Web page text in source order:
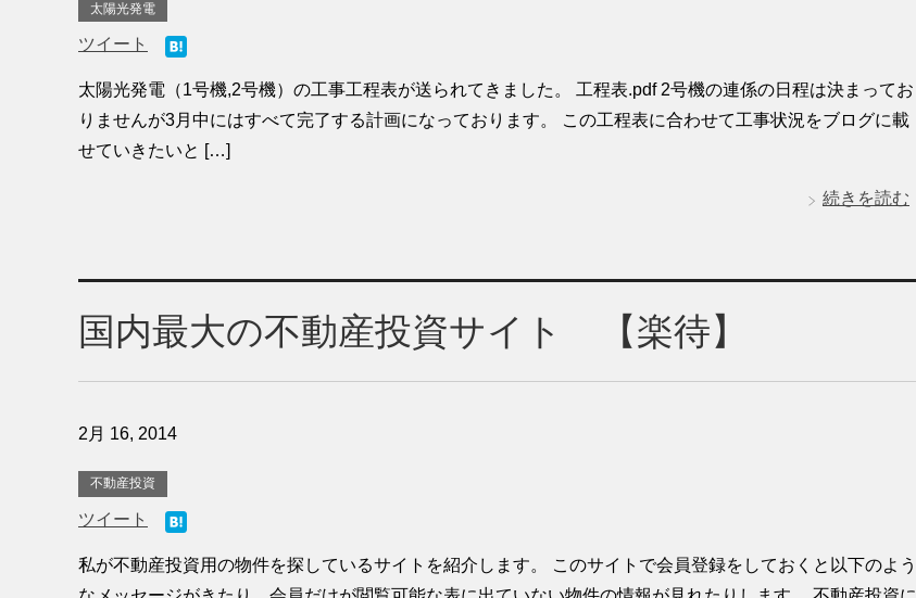
太陽光発電
ツイート
太陽光発電（1号機,2号機）の工事工程表が送られてきました。 工程表.pdf 2号機の連係の日程は決まってお
りませんが3月中にはすべて完了する計画になっております。 この工程表に合わせて工事状況をブログに載
せていきたいと […]
続きを読む
国内最大の不動産投資サイト 【楽待】
2月 16, 2014
不動産投資
ツイート
私が不動産投資用の物件を探しているサイトを紹介します。 このサイトで会員登録をしておくと以下のよう